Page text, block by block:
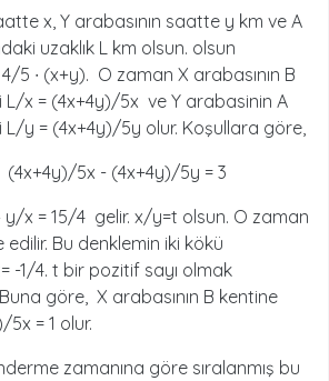
x, Y arabasının saatte y km ve A
uzaklık L km olsun. olsun
5 ∙ (x+y). O zaman X arabasının B
L/x = (4x+4y)/5x ve Y arabasinin A
L/y = (4x+4y)/5y olur. Koşullara göre,
- (4x+4y)/5y = 3
x = 15/4 gelir. x/y=t olsun. O zaman
edilir. Bu denklemin iki kökü
-1/4. t bir pozitif sayı olmak
göre, X arabasının B kentine
5x = 1 olur.
zamanına göre sıralanmış bu